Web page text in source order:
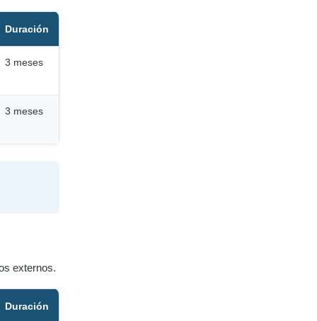
Duración
3 meses
3 meses
externos.
Duración